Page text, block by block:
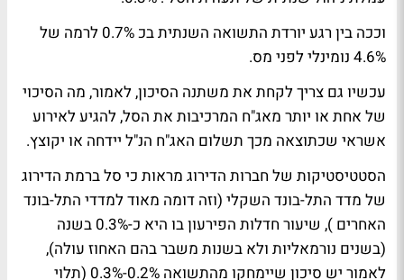
וככה בין רגע יורדת התשואה השנתית בכ 0.7% לרמה של
4.6% נומינלי לפני מס.
עכשיו גם צריך לקחת את משתנה הסיכון, לאמור, מה הסיכוי
של אחת או יותר מאג"ח המרכיבות את הסל, להגיע לאירוע
אשראי שכתוצאה מכך תשלום האג"ח הנ"ל יידחה או יקוצץ.
הסטטיסטיקות של חברות הדירוג מראות כי סל ברמת הדירוג
של מדד התל-בונד השקלי (וזה דומה מאוד למדדי התל-בונד
האחרים ), שיעור חדלות הפירעון בו היא כ-0.3% בשנה
(בשנים נורמאליות ולא בשנות משבר בהם האחוז עולה),
לאמור יש סיכון שיימחקו מהתשואה 0.2%-0.3% (תלוי